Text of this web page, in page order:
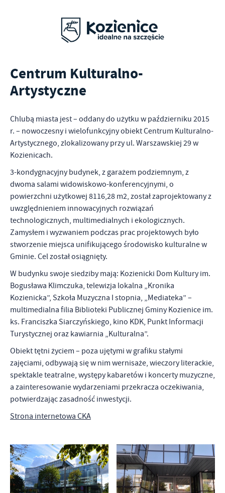
Centrum Kulturalno-
Artystyczne
Chlubą miasta jest – oddany do użytku w październiku 2015
r. – nowoczesny i wielofunkcyjny obiekt Centrum Kulturalno-
Artystycznego, zlokalizowany przy ul. Warszawskiej 29 w
Kozienicach.
3-kondygnacyjny budynek, z garażem podziemnym, z
dwoma salami widowiskowo-konferencyjnymi, o
powierzchni użytkowej 8116,28 m2, został zaprojektowany z
uwzględnieniem innowacyjnych rozwiązań
technologicznych, multimedialnych i ekologicznych.
Zamysłem i wyzwaniem podczas prac projektowych było
stworzenie miejsca unifikującego środowisko kulturalne w
Gminie. Cel został osiągnięty.
W budynku swoje siedziby mają: Kozienicki Dom Kultury im.
Bogusława Klimczuka, telewizja lokalna „Kronika
Kozienicka”, Szkoła Muzyczna I stopnia, „Mediateka” –
multimedialna filia Biblioteki Publicznej Gminy Kozienice im.
ks. Franciszka Siarczyńskiego, kino KDK, Punkt Informacji
Turystycznej oraz kawiarnia „Kulturalna”.
Obiekt tętni życiem – poza ujętymi w grafiku stałymi
zajęciami, odbywają się w nim wernisaże, wieczory literackie,
spektakle teatralne, występy kabaretów i koncerty muzyczne,
a zainteresowanie wydarzeniami przekracza oczekiwania,
potwierdzając zasadność inwestycji.
Strona internetowa CKA